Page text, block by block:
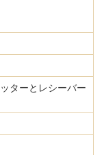
ターとレシーバー